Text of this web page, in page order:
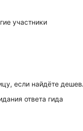
участники
если найдёте
ответа гида